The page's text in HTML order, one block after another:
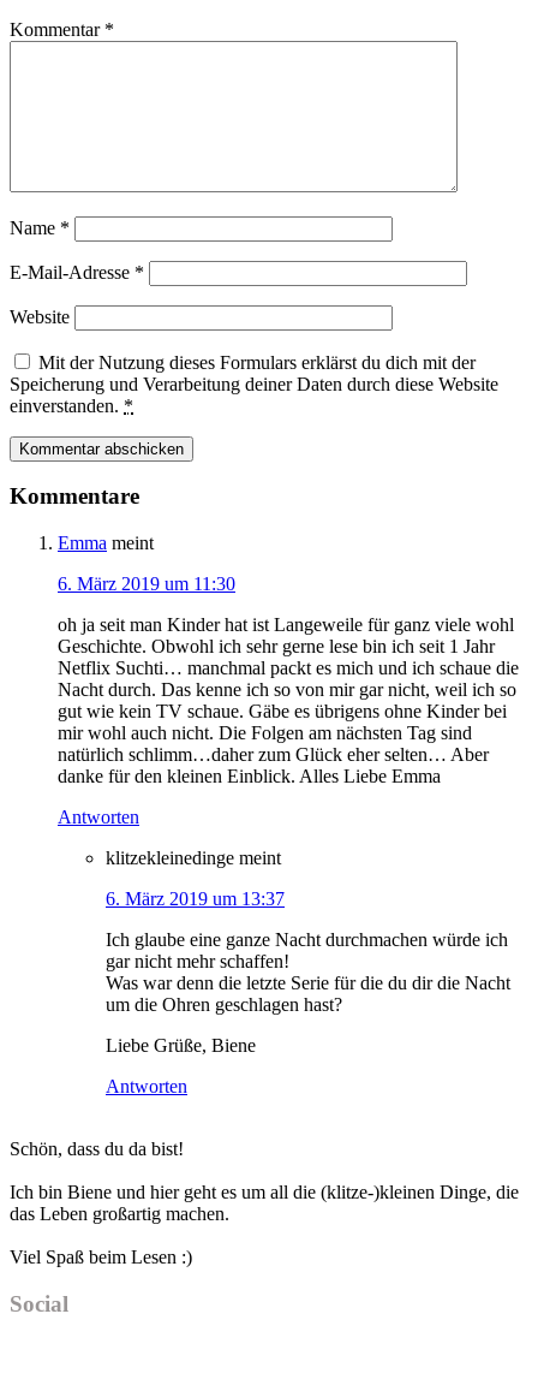
Kommentar *
Name *
E-Mail-Adresse *
Website
Mit der Nutzung dieses Formulars erklärst du dich mit der
Speicherung und Verarbeitung deiner Daten durch diese Website
einverstanden. *
Kommentare
Emma meint
6. März 2019 um 11:30
oh ja seit man Kinder hat ist Langeweile für ganz viele wohl
Geschichte. Obwohl ich sehr gerne lese bin ich seit 1 Jahr
Netflix Suchti… manchmal packt es mich und ich schaue die
Nacht durch. Das kenne ich so von mir gar nicht, weil ich so
gut wie kein TV schaue. Gäbe es übrigens ohne Kinder bei
mir wohl auch nicht. Die Folgen am nächsten Tag sind
natürlich schlimm…daher zum Glück eher selten… Aber
danke für den kleinen Einblick. Alles Liebe Emma
Antworten
klitzekleinedinge meint
6. März 2019 um 13:37
Ich glaube eine ganze Nacht durchmachen würde ich
gar nicht mehr schaffen!
Was war denn die letzte Serie für die du dir die Nacht
um die Ohren geschlagen hast?
Liebe Grüße, Biene
Antworten
Sidebar
Schön, dass du da bist!
Ich bin Biene und hier geht es um all die (klitze-)kleinen Dinge, die
das Leben großartig machen.
Viel Spaß beim Lesen :)
Social